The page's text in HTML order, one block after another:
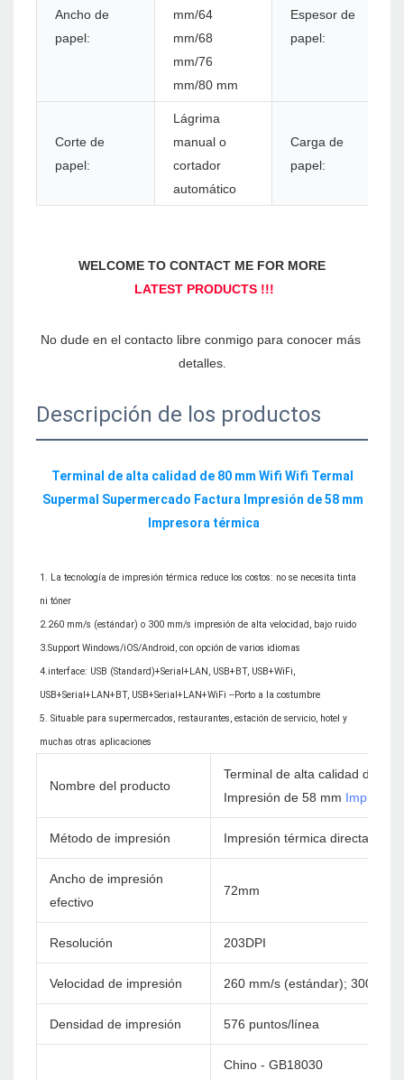
Ancho de
papel:
mm/64
mm/68
mm/76
mm/80 mm
Espesor de
papel:
Corte de
papel:
Lágrima
manual o
cortador
automático
Carga de
papel:
No dude en el contacto libre conmigo para conocer más
Descripción de los productos
Terminal de alta calidad de 80 mm Wifi Wifi Termal
Supermal Supermercado Factura Impresión de 58 mm
1. La tecnología de impresión térmica reduce los costos: no se necesita tinta
ni tóner
2.260 mm/s (estándar) o 300 mm/s impresión de alta velocidad, bajo ruido
3.Support Windows/iOS/Android, con opción de varios idiomas
4.interface: USB (Standard)+Serial+LAN, USB+BT, USB+WiFi,
USB+Serial+LAN+BT, USB+Serial+LAN+WiFi --Porto a la costumbre
5. Situable para supermercados, restaurantes, estación de servicio, hotel y
Nombre del producto
Terminal de alta calidad de 80
Impresión de 58 mm
Método de impresión Impresión térmica directa
Ancho de impresión
efectivo
72mm
Resolución 203DPI
Velocidad de impresión 260 mm/s (estándar); 300 mm/
Densidad de impresión 576 puntos/línea
Chino - GB18030